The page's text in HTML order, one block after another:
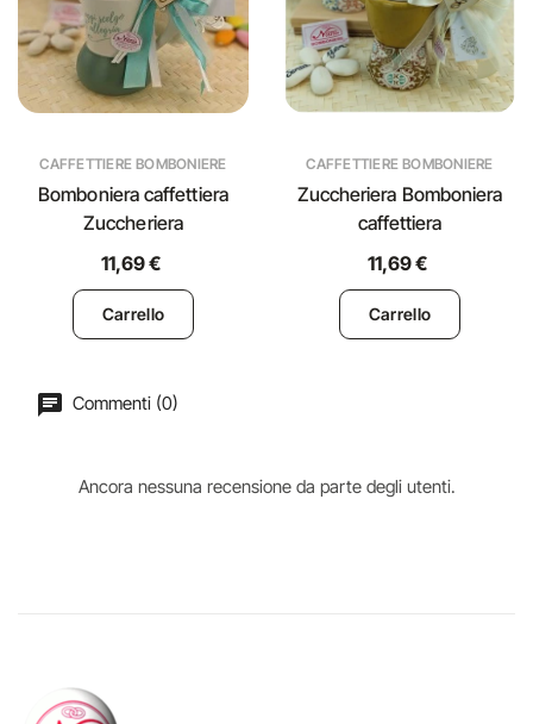
CAFFETTIERE BOMBONIERE
Bomboniera caffettiera
Zuccheriera
11,69 €
Carrello
CAFFETTIERE BOMBONIERE
Zuccheriera Bomboniera
caffettiera
11,69 €
Carrello
Commenti (0)
Ancora nessuna recensione da parte degli utenti.